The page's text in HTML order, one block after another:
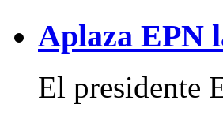
Aplaza EPN
El presidente